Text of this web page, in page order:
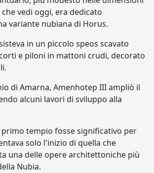
vedi oggi, era dedicato
variante nubiana di Horus.
in un piccolo speos scavato
e piloni in mattoni crudi, decorato
di Amarna, Amenhotep III ampliò il
alcuni lavori di sviluppo alla
primo tempio fosse significativo per
solo l'inizio di quella che
una delle opere architettoniche più
Nubia.